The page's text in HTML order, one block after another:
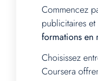
Commencez
publicitaires
formations en
Choisissez
Coursera